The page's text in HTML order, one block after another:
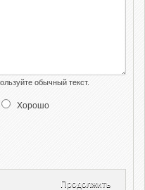
обычный текст.
Хорошо
Продолжить